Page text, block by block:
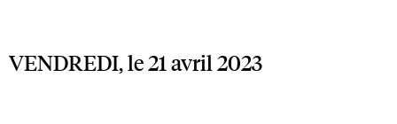
VENDREDI, le 21 avril 2023